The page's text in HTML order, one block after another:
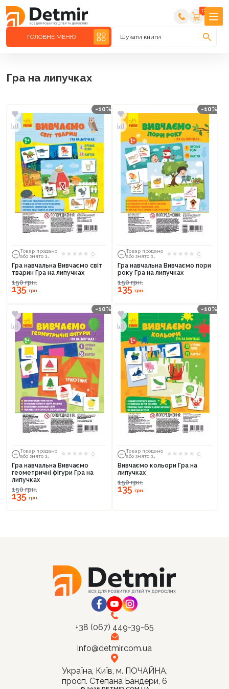
0
ГОЛОВНЕ МЕНЮ Шукати книги
Гра на липучках
-10%
Товар продано
або знято з
0
Гра навчальна Вивчаємо світ
тварин Гра на липучках
150грн.
135грн.
-10%
Товар продано
або знято з
0
Гра навчальна Вивчаємо пори
року Гра на липучках
150грн.
135грн.
-10%
Товар продано
або знято з
0
Гра навчальна Вивчаємо
геометричні фігури Гра на
липучках
150грн.
135грн.
-10%
Товар продано
або знято з
0
Вивчаємо кольори Гра на
липучках
150грн.
135грн.
+38 (067) 449-39-65
info@detmir.com.ua
Україна, Київ, м. ПОЧАЙНА,
просп. Степана Бандери, 6
Продовжити покупки
Оформити замовлення